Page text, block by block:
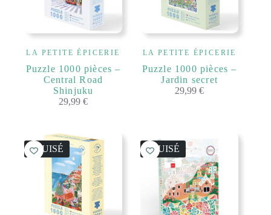
LA PETITE ÉPICERIE
Puzzle 1000 pièces –
Central Road
Shinjuku
29,99€
LA PETITE ÉPICERIE
Puzzle 1000 pièces –
Jardin secret
29,99€
ÉPUISÉ ÉPUISÉ